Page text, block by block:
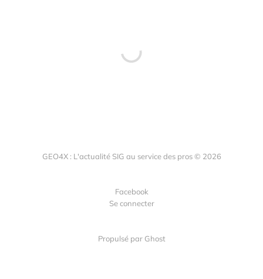
GEO4X : L'actualité SIG au service des pros © 2026
Facebook
Se connecter
Propulsé par Ghost